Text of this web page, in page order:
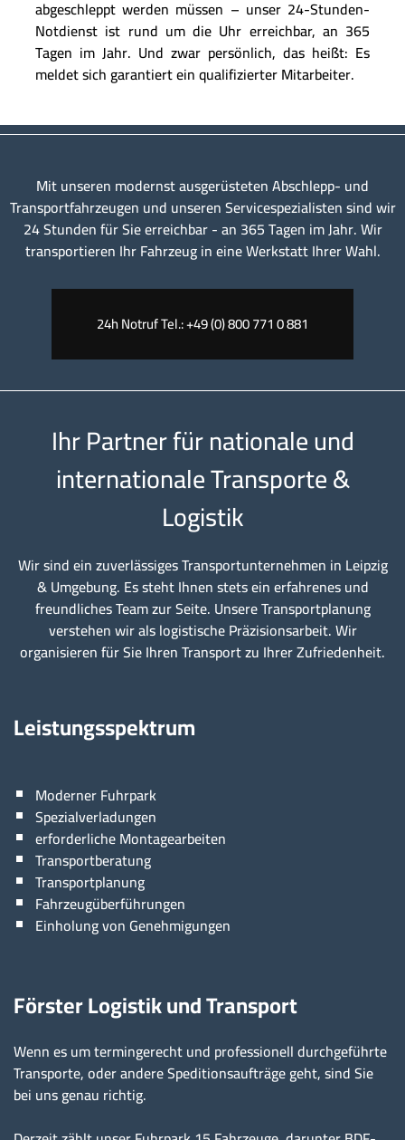
abgeschleppt werden müssen – unser 24-Stunden-
Notdienst ist rund um die Uhr erreichbar, an 365
Tagen im Jahr. Und zwar persönlich, das heißt: Es
meldet sich garantiert ein qualifizierter Mitarbeiter.
Mit unseren modernst ausgerüsteten Abschlepp- und
Transportfahrzeugen und unseren Servicespezialisten sind wir
24 Stunden für Sie erreichbar - an 365 Tagen im Jahr. Wir
transportieren Ihr Fahrzeug in eine Werkstatt Ihrer Wahl.
24h Notruf Tel.: +49 (0) 800 771 0 881
Ihr Partner für nationale und
internationale Transporte &
Logistik
Wir sind ein zuverlässiges Transportunternehmen in Leipzig
& Umgebung. Es steht Ihnen stets ein erfahrenes und
freundliches Team zur Seite. Unsere Transportplanung
verstehen wir als logistische Präzisionsarbeit. Wir
organisieren für Sie Ihren Transport zu Ihrer Zufriedenheit.
Leistungsspektrum
Moderner Fuhrpark
Spezialverladungen
erforderliche Montagearbeiten
Transportberatung
Transportplanung
Fahrzeugüberführungen
Einholung von Genehmigungen
Förster Logistik und Transport
Wenn es um termingerecht und professionell durchgeführte
Transporte, oder andere Speditionsaufträge geht, sind Sie
bei uns genau richtig.